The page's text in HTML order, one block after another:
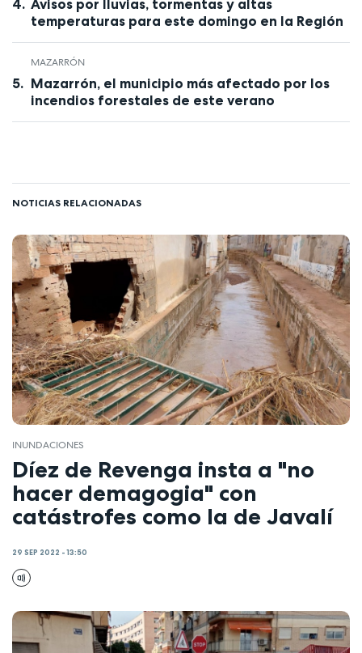
Avisos por lluvias, tormentas y altas
temperaturas para este domingo en la Región
MAZARRÓN
Mazarrón, el municipio más afectado por los
incendios forestales de este verano
NOTICIAS RELACIONADAS
INUNDACIONES
Díez de Revenga insta a "no
hacer demagogia" con
catástrofes como la de Javalí
29 SEP 2022 - 13:50